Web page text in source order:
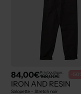
84,00€Prix boutique :
168,00€ -50%
IRON AND RESIN
Salopette - Stretch noir